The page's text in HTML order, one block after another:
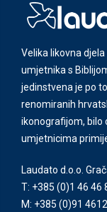
Velika likovna
umjetnika s
jedinstvena je po
renomiranih
ikonografijom, bilo
umjetnicima
Laudato d.o.o.
T: +385 (0)1 46 46
M: +385 (0)91